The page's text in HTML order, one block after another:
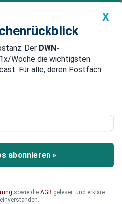
Geldanlage Premium
Magazin China
erste Zulassung
2
zum Bau der
X
Der DWN-
Woche die wichtigsten
Für alle, deren Postfach
abonnieren »
sowie die AGB gelesen und erkläre